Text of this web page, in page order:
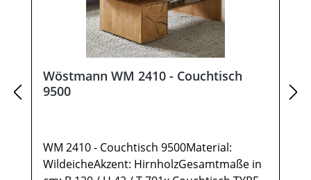
Wöstmann WM 2410 - Couchtisch
9500
WM 2410 - Couchtisch 9500Material:
WildeicheAkzent: HirnholzGesamtmaße in